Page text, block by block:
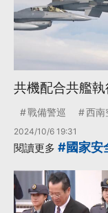
共機配合共艦
戰備警巡 西南
2024/10/6 19:31
閱讀更多 #國家安